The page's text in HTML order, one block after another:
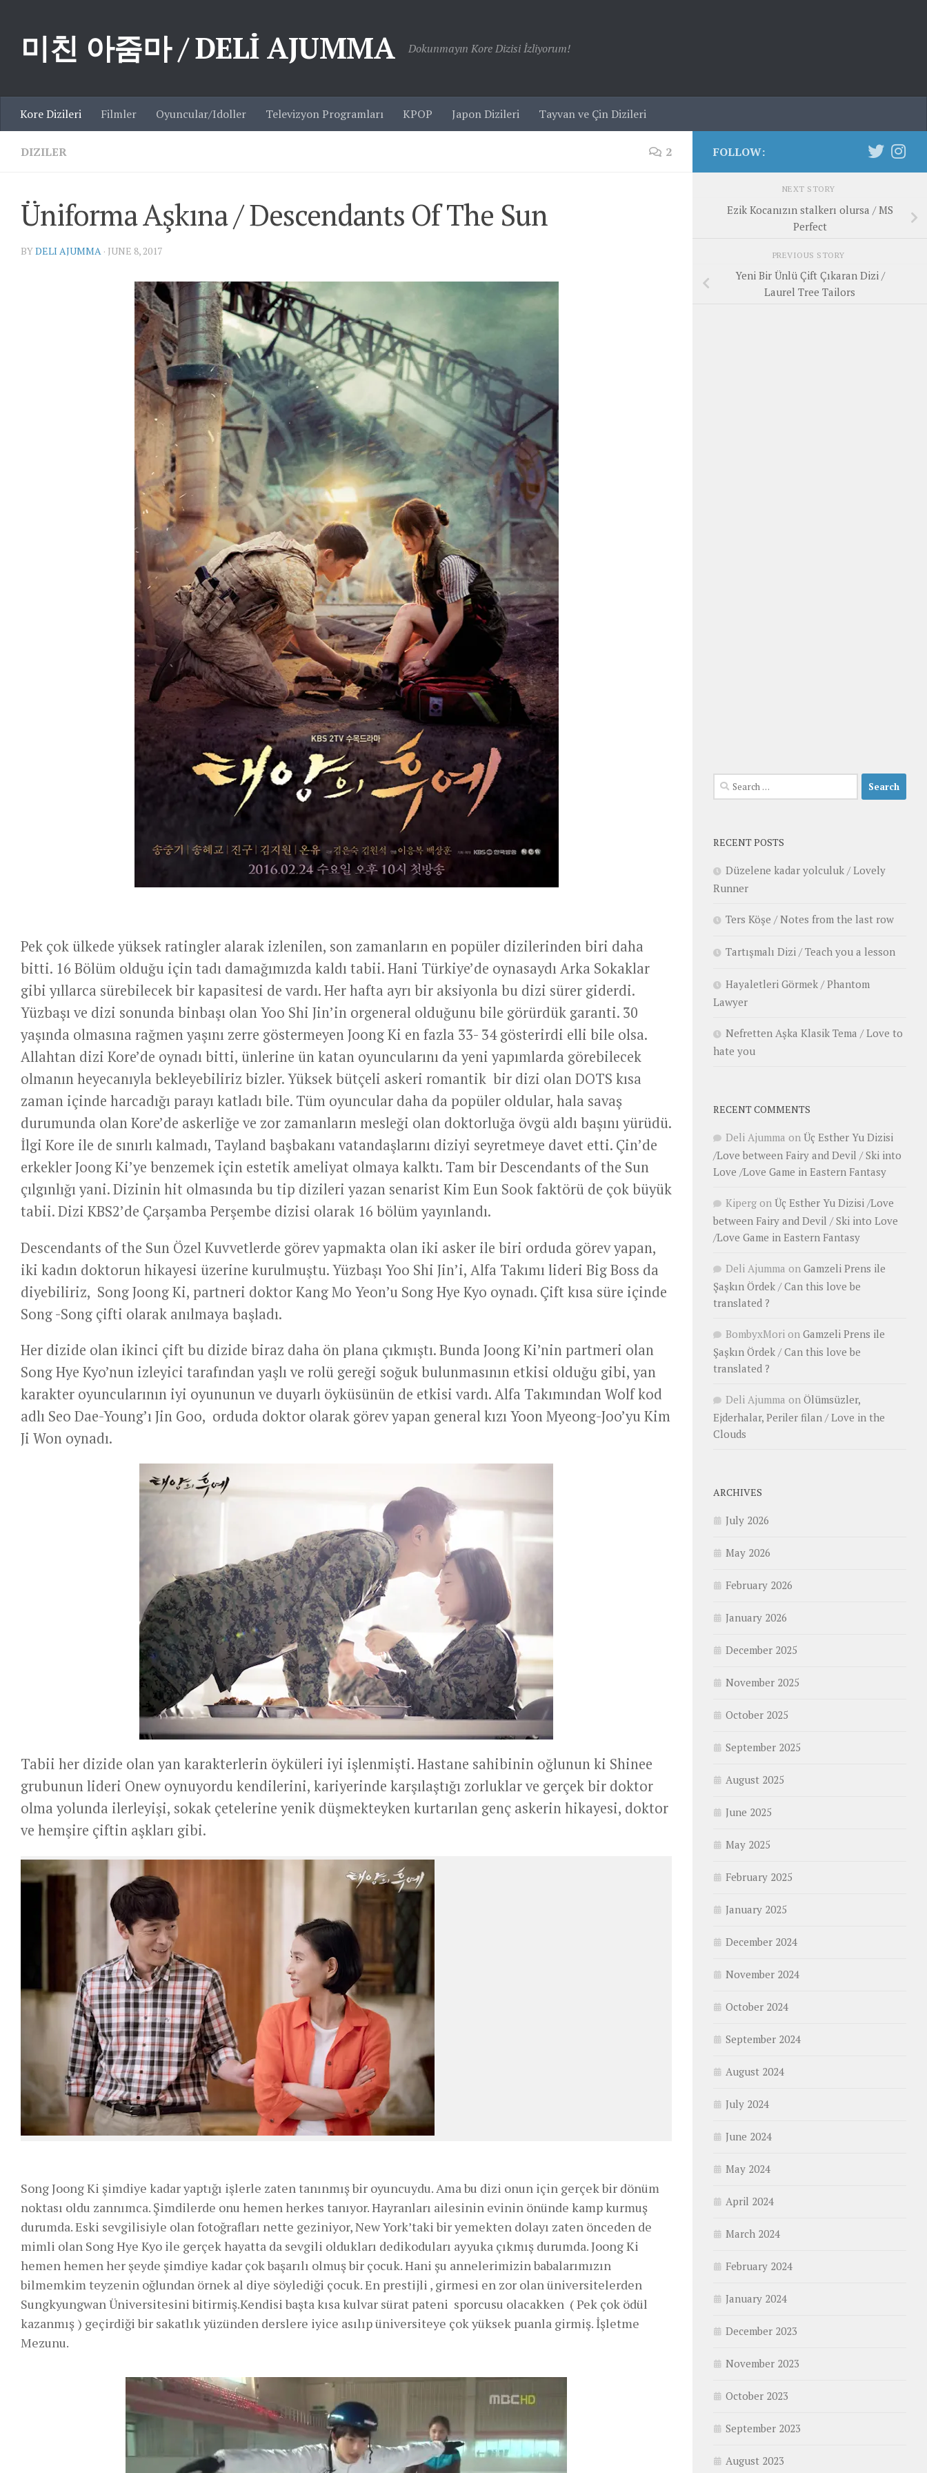
미친 아줌마 / DELİ AJUMMA Dokunmayın Kore Dizisi İzliyorum!
Kore Dizileri Filmler Oyuncular/Idoller Televizyon Programları KPOP Japon Dizileri Tayvan ve Çin Dizileri
DIZILER 2
Üniforma Aşkına / Descendants Of The Sun
BYDELI AJUMMA · JUNE 8, 2017
Pek çok ülkede yüksek ratingler alarak izlenilen, son zamanların en popüler dizilerinden biri daha
bitti. 16 Bölüm olduğu için tadı damağımızda kaldı tabii. Hani Türkiye’de oynasaydı Arka Sokaklar
gibi yıllarca sürebilecek bir kapasitesi de vardı. Her hafta ayrı bir aksiyonla bu dizi sürer giderdi.
Yüzbaşı ve dizi sonunda binbaşı olan Yoo Shi Jin’in orgeneral olduğunu bile görürdük garanti. 30
yaşında olmasına rağmen yaşını zerre göstermeyen Joong Ki en fazla 33- 34 gösterirdi elli bile olsa.
Allahtan dizi Kore’de oynadı bitti, ünlerine ün katan oyuncularını da yeni yapımlarda görebilecek
olmanın heyecanıyla bekleyebiliriz bizler. Yüksek bütçeli askeri romantik bir dizi olan DOTS kısa
zaman içinde harcadığı parayı katladı bile. Tüm oyuncular daha da popüler oldular, hala savaş
durumunda olan Kore’de askerliğe ve zor zamanların mesleği olan doktorluğa övgü aldı başını yürüdü.
İlgi Kore ile de sınırlı kalmadı, Tayland başbakanı vatandaşlarını diziyi seyretmeye davet etti. Çin’de
erkekler Joong Ki’ye benzemek için estetik ameliyat olmaya kalktı. Tam bir Descendants of the Sun
çılgınlığı yani. Dizinin hit olmasında bu tip dizileri yazan senarist Kim Eun Sook faktörü de çok büyük
tabii. Dizi KBS2’de Çarşamba Perşembe dizisi olarak 16 bölüm yayınlandı.
Descendants of the Sun Özel Kuvvetlerde görev yapmakta olan iki asker ile biri orduda görev yapan,
iki kadın doktorun hikayesi üzerine kurulmuştu. Yüzbaşı Yoo Shi Jin’i, Alfa Takımı lideri Big Boss da
diyebiliriz, Song Joong Ki, partneri doktor Kang Mo Yeon’u Song Hye Kyo oynadı. Çift kısa süre içinde
Song -Song çifti olarak anılmaya başladı.
Her dizide olan ikinci çift bu dizide biraz daha ön plana çıkmıştı. Bunda Joong Ki’nin partmeri olan
Song Hye Kyo’nun izleyici tarafından yaşlı ve rolü gereği soğuk bulunmasının etkisi olduğu gibi, yan
karakter oyuncularının iyi oyununun ve duyarlı öyküsünün de etkisi vardı. Alfa Takımından Wolf kod
adlı Seo Dae-Young’ı Jin Goo, orduda doktor olarak görev yapan general kızı Yoon Myeong-Joo’yu Kim
Ji Won oynadı.
Tabii her dizide olan yan karakterlerin öyküleri iyi işlenmişti. Hastane sahibinin oğlunun ki Shinee
grubunun lideri Onew oynuyordu kendilerini, kariyerinde karşılaştığı zorluklar ve gerçek bir doktor
olma yolunda ilerleyişi, sokak çetelerine yenik düşmekteyken kurtarılan genç askerin hikayesi, doktor
ve hemşire çiftin aşkları gibi.
Song Joong Ki şimdiye kadar yaptığı işlerle zaten tanınmış bir oyuncuydu. Ama bu dizi onun için gerçek bir dönüm
noktası oldu zannımca. Şimdilerde onu hemen herkes tanıyor. Hayranları ailesinin evinin önünde kamp kurmuş
durumda. Eski sevgilisiyle olan fotoğrafları nette geziniyor, New York’taki bir yemekten dolayı zaten önceden de
mimli olan Song Hye Kyo ile gerçek hayatta da sevgili oldukları dedikoduları ayyuka çıkmış durumda. Joong Ki
hemen hemen her şeyde şimdiye kadar çok başarılı olmuş bir çocuk. Hani şu annelerimizin babalarımızın
bilmemkim teyzenin oğlundan örnek al diye söylediği çocuk. En prestijli , girmesi en zor olan üniversitelerden
Sungkyungwan Üniversitesini bitirmiş.Kendisi başta kısa kulvar sürat pateni sporcusu olacakken ( Pek çok ödül
kazanmış ) geçirdiği bir sakatlık yüzünden derslere iyice asılıp üniversiteye çok yüksek puanla girmiş. İşletme
Mezunu.
FOLLOW:
NEXT STORY
Ezik Kocanızın stalkerı olursa / MS
Perfect
PREVIOUS STORY
Yeni Bir Ünlü Çift Çıkaran Dizi /
Laurel Tree Tailors
Search
for:
RECENT POSTS
Düzelene kadar yolculuk / Lovely
Runner
Ters Köşe / Notes from the last row
Tartışmalı Dizi / Teach you a lesson
Hayaletleri Görmek / Phantom
Lawyer
Nefretten Aşka Klasik Tema / Love to
hate you
RECENT COMMENTS
Deli Ajumma on Üç Esther Yu Dizisi
/Love between Fairy and Devil / Ski into
Love /Love Game in Eastern Fantasy
Kiperg on Üç Esther Yu Dizisi /Love
between Fairy and Devil / Ski into Love
/Love Game in Eastern Fantasy
Deli Ajumma on Gamzeli Prens ile
Şaşkın Ördek / Can this love be
translated ?
BombyxMori on Gamzeli Prens ile
Şaşkın Ördek / Can this love be
translated ?
Deli Ajumma on Ölümsüzler,
Ejderhalar, Periler filan / Love in the
Clouds
ARCHIVES
July 2026
May 2026
February 2026
January 2026
December 2025
November 2025
October 2025
September 2025
August 2025
June 2025
May 2025
February 2025
January 2025
December 2024
November 2024
October 2024
September 2024
August 2024
July 2024
June 2024
May 2024
April 2024
March 2024
February 2024
January 2024
December 2023
November 2023
October 2023
September 2023
August 2023